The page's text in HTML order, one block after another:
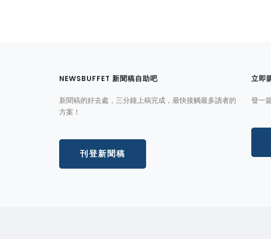
NEWSBUFFET 新聞稿自助吧
新聞稿的好去處，三分鐘上稿完成，最快接觸最多讀者的
方案！
刊登新聞稿
立即
發一